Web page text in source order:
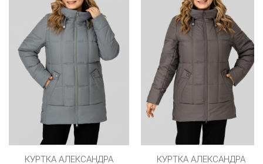
КУРТКА АЛЕКСАНДРА КУРТКА АЛЕКСАНДРА